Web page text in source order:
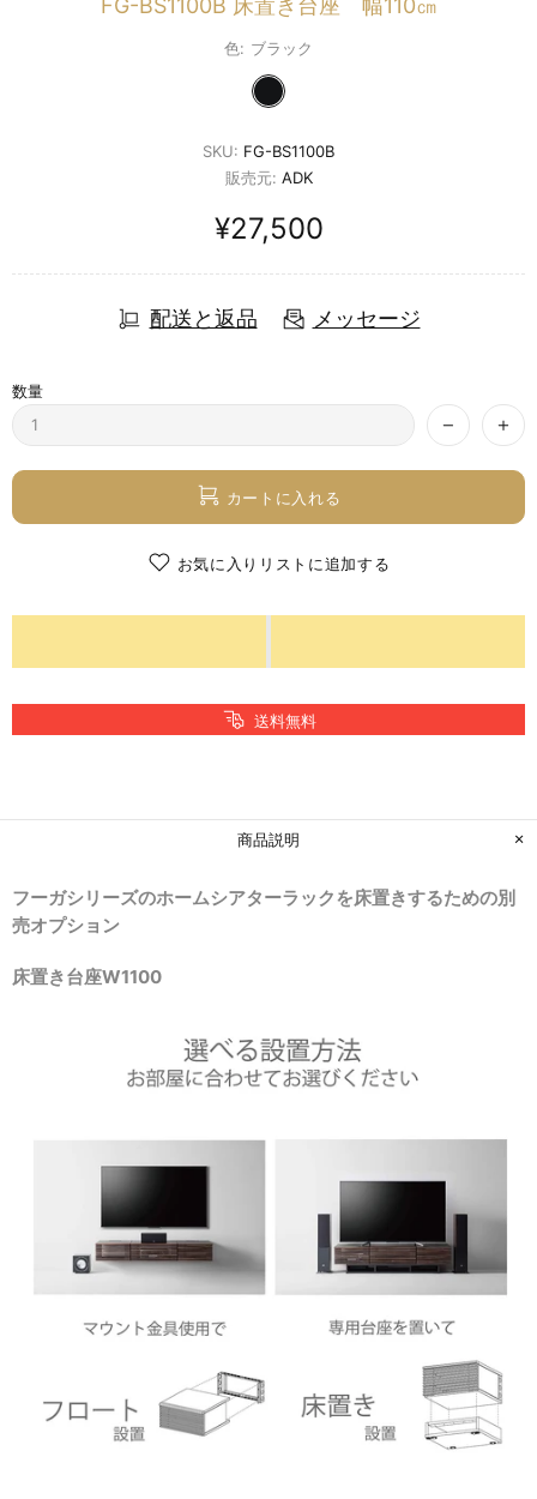
FG-BS1100B 床置き台座 幅110㎝
色: ブラック
SKU: FG-BS1100B
販売元: ADK
¥27,500
配送と返品 メッセージ
数量
カートに入れる
お気に入りリストに追加する
送料無料
商品説明
フーガシリーズのホームシアターラックを床置きするための別
売オプション
床置き台座W1100